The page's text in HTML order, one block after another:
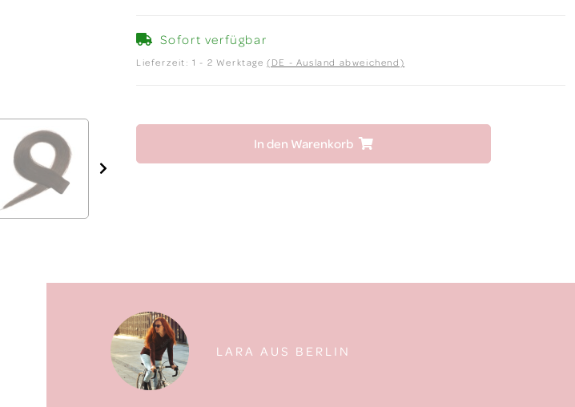
Sofort verfügbar
Lieferzeit:1 - 2 Werktage(DE - Ausland abweichend)
In den Warenkorb
LARA AUS BERLIN